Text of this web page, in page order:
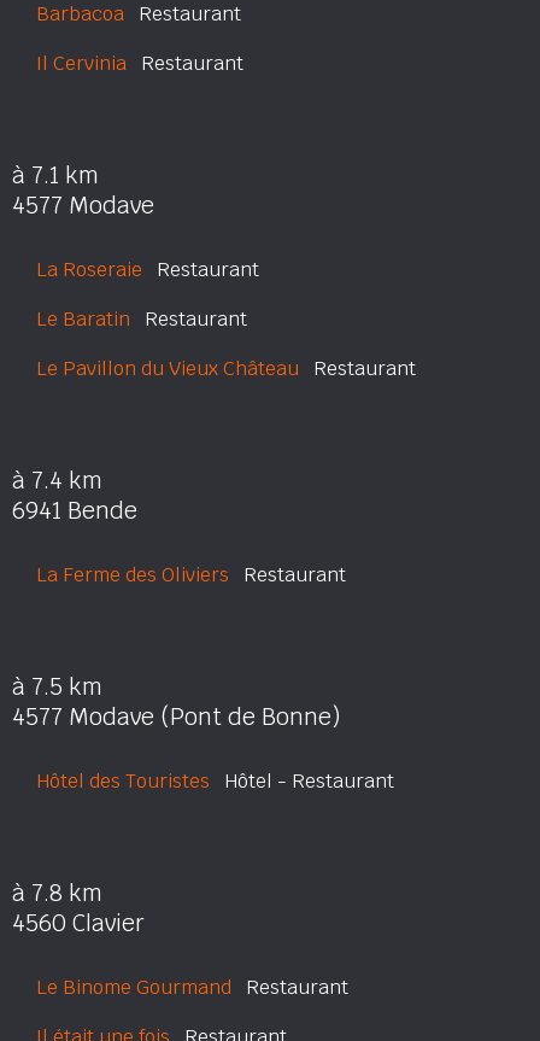
Barbacoa Restaurant
Il Cervinia Restaurant
à 7.1 km
4577 Modave
La Roseraie Restaurant
Le Baratin Restaurant
Le Pavillon du Vieux Château Restaurant
à 7.4 km
6941 Bende
La Ferme des Oliviers Restaurant
à 7.5 km
4577 Modave (Pont de Bonne)
Hôtel des Touristes Hôtel - Restaurant
à 7.8 km
4560 Clavier
Le Binome Gourmand Restaurant